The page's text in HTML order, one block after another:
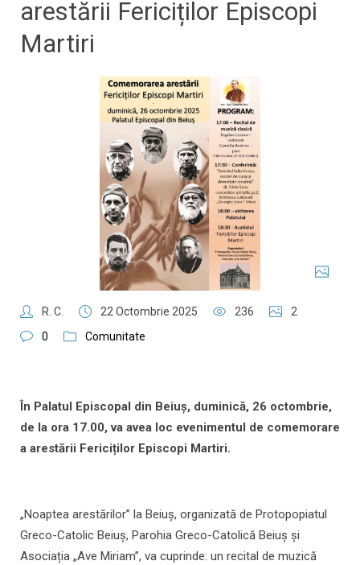
arestării Fericiților Episcopi
Martiri
R. C. 22 Octombrie 2025 236
2
0
Comunitate
În Palatul Episcopal din Beiuș, duminică, 26 octombrie,
de la ora 17.00, va avea loc evenimentul de comemorare
a arestării Fericiților Episcopi Martiri.
„Noaptea arestărilor” la Beiuș, organizată de Protopopiatul
Greco-Catolic Beiuș, Parohia Greco-Catolică Beiuș și
Asociația „Ave Miriam”, va cuprinde: un recital de muzică